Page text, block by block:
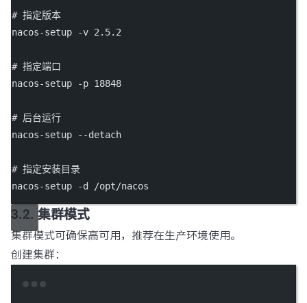
# 指定版本
nacos-setup
-v 2.5.2
# 指定端口
nacos-setup
-p 18848
# 后台运行
nacos-setup
--detach
# 指定安装目录
nacos-setup
-d /opt/nacos
3.2. 集群模式
集群模式可确保高可用，推荐在生产环境使用。
创建集群：